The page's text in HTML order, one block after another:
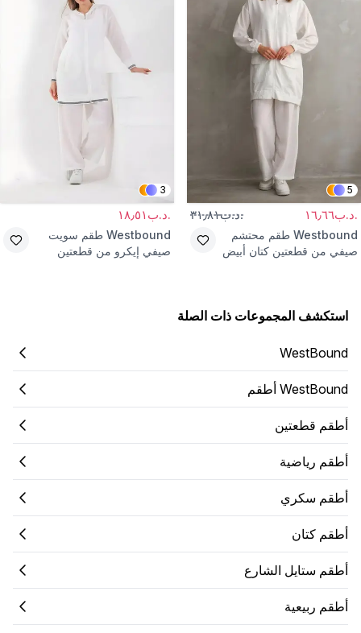
5
.د.ب١٦٫٦٦ .د.ب٣١٫٨١
Westbound طقم محتشم
صيفي من قطعتين كتان أبيض
3
.د.ب١٨٫٥١
Westbound طقم سويت
صيفي إيكرو من قطعتين
استكشف المجموعات ذات الصلة
WestBound
WestBound أطقم
أطقم قطعتين
أطقم رياضية
أطقم سكري
أطقم كتان
أطقم ستايل الشارع
أطقم ربيعية